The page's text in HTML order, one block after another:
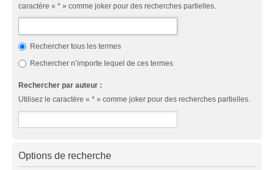
caractère « * » comme joker pour des recherches partielles.
Rechercher tous les termes
Rechercher n’importe lequel de ces termes
Rechercher par auteur :
Utilisez le caractère « * » comme joker pour des recherches partielles.
Options de recherche